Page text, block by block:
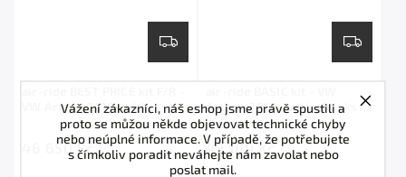
Vážení zákazníci, náš eshop jsme právě spustili a
proto se můžou někde objevovat technické chyby
nebo neúplné informace. V případě, že potřebujete
s čímkoliv poradit neváhejte nám zavolat nebo
poslat mail.
VW Arteon 2017- with
shocks
46 650 Kč
Arteon 2017 - with shocks
43 100 Kč